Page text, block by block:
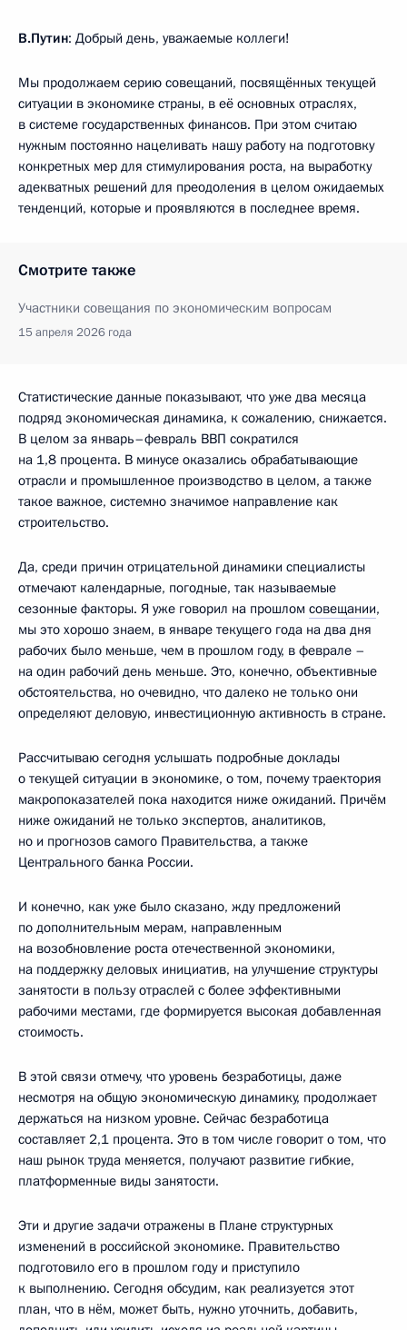
В.Путин: Добрый день, уважаемые коллеги!
Мы продолжаем серию совещаний, посвящённых текущей
ситуации в экономике страны, в её основных отраслях,
в системе государственных финансов. При этом считаю
нужным постоянно нацеливать нашу работу на подготовку
конкретных мер для стимулирования роста, на выработку
адекватных решений для преодоления в целом ожидаемых
тенденций, которые и проявляются в последнее время.
Смотрите также
Участники совещания по экономическим вопросам
15 апреля 2026 года
Статистические данные показывают, что уже два месяца
подряд экономическая динамика, к сожалению, снижается.
В целом за январь–февраль ВВП сократился
на 1,8 процента. В минусе оказались обрабатывающие
отрасли и промышленное производство в целом, а также
такое важное, системно значимое направление как
строительство.
Да, среди причин отрицательной динамики специалисты
отмечают календарные, погодные, так называемые
сезонные факторы. Я уже говорил на прошлом совещании,
мы это хорошо знаем, в январе текущего года на два дня
рабочих было меньше, чем в прошлом году, в феврале –
на один рабочий день меньше. Это, конечно, объективные
обстоятельства, но очевидно, что далеко не только они
определяют деловую, инвестиционную активность в стране.
Рассчитываю сегодня услышать подробные доклады
о текущей ситуации в экономике, о том, почему траектория
макропоказателей пока находится ниже ожиданий. Причём
ниже ожиданий не только экспертов, аналитиков,
но и прогнозов самого Правительства, а также
Центрального банка России.
И конечно, как уже было сказано, жду предложений
по дополнительным мерам, направленным
на возобновление роста отечественной экономики,
на поддержку деловых инициатив, на улучшение структуры
занятости в пользу отраслей с более эффективными
рабочими местами, где формируется высокая добавленная
стоимость.
В этой связи отмечу, что уровень безработицы, даже
несмотря на общую экономическую динамику, продолжает
держаться на низком уровне. Сейчас безработица
составляет 2,1 процента. Это в том числе говорит о том, что
наш рынок труда меняется, получают развитие гибкие,
платформенные виды занятости.
Эти и другие задачи отражены в Плане структурных
изменений в российской экономике. Правительство
подготовило его в прошлом году и приступило
к выполнению. Сегодня обсудим, как реализуется этот
план, что в нём, может быть, нужно уточнить, добавить,